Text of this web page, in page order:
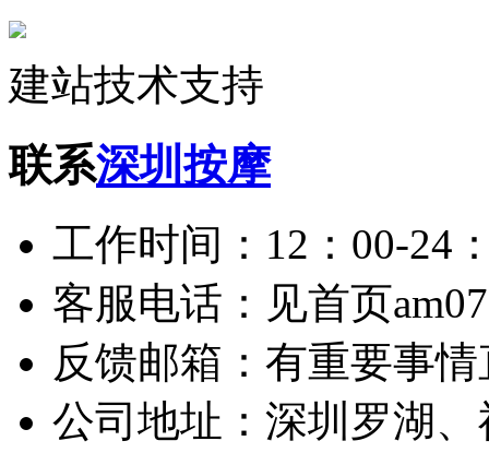
建站技术支持
联系深圳按摩
工作时间：12：00-24
客服电话：见首页
反馈邮箱：有重要事
公司地址：深圳罗湖